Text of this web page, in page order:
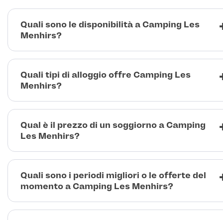
Quali sono le disponibilità a Camping Les
Menhirs?
Quali tipi di alloggio offre Camping Les
Menhirs?
Qual è il prezzo di un soggiorno a Camping
Les Menhirs?
Quali sono i periodi migliori o le offerte del
momento a Camping Les Menhirs?